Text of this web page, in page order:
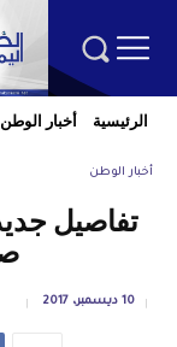
الرئيسية أخبار الوطن
أخبار الوطن
تفاصيل
10 ديسمبر، 2017